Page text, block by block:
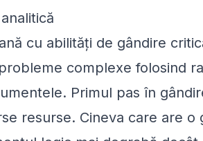
cu abilități de gândire
complexe folosind
Primul pas în
resurse. Cineva care are